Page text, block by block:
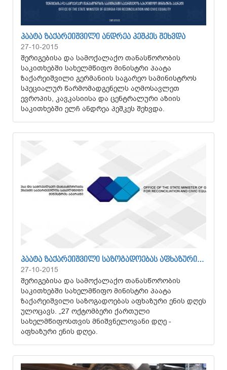
ᲞᲐᲐᲢᲐ ᲖᲐᲥᲐᲠᲔᲘᲨᲕᲘᲚᲘ ᲐᲜᲓᲠᲔᲐ ᲞᲔᲨᲙᲔᲡ ᲨᲔᲮᲕᲓᲐ
27-10-2015
შერიგებისა და სამოქალაქო თანასწორობის
საკითხებში სახელმწიფო მინისტრი პაატა
ზაქარეიშვილი გერმანიის საგარეო სამინისტროს
სპეციალურ წარმომადგენელს აღმოსავლეთ
ევროპის, კავკასიისა და ცენტრალური აზიის
საკითხებში ელჩ ანდრეა პეშკეს შეხვდა.
ᲞᲐᲐᲢᲐ ᲖᲐᲥᲐᲠᲔᲘᲨᲕᲘᲚᲘ ᲡᲐᲖᲝᲒᲐᲓᲝᲔᲑᲐᲡ ᲐᲤᲮᲐᲖᲣᲠᲘ…
27-10-2015
შერიგებისა და სამოქალაქო თანასწორობის
საკითხებში სახელმწიფო მინისტრი პაატა
ზაქარეიშვილი საზოგადოებას აფხაზური ენის დღეს
ულოცავს. „27 ოქტომბერი ქართული
სახელმწიფოსთვის მნიშვნელოვანი დღე -
აფხაზური ენის დღეა.